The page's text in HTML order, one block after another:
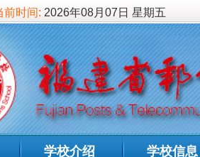
:2026年08月07日 星期五
学校介绍 学校信息 德育教